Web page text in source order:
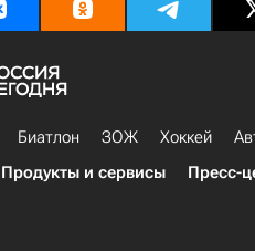
Биатлон ЗОЖ Хоккей
Продукты и сервисы Пресс-